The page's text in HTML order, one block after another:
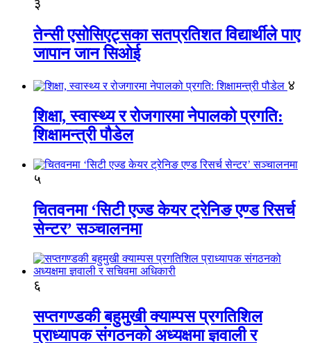
३
तेन्सी एसोसिएट्सका सतप्रतिशत विद्यार्थीले पाए
जापान जान सिओई
४
शिक्षा, स्वास्थ्य र रोजगारमा नेपालको प्रगति:
शिक्षामन्त्री पौडेल
५
चितवनमा ‘सिटी एज्ड केयर ट्रेनिङ एण्ड रिसर्च
सेन्टर’ सञ्चालनमा
६
सप्तगण्डकी बहुमुखी क्याम्पस प्रगतिशिल
प्राध्यापक संगठनको अध्यक्षमा ज्ञवाली र